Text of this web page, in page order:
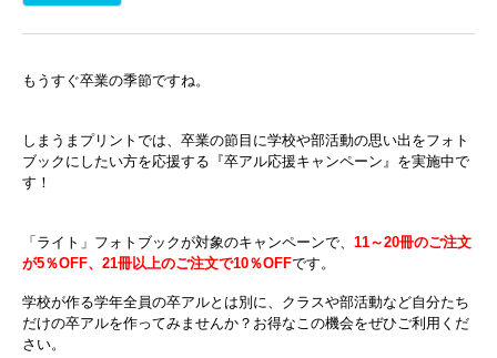
もうすぐ卒業の季節ですね。
しまうまプリントでは、卒業の節目に学校や部活動の思い出をフォト
ブックにしたい方を応援する『卒アル応援キャンペーン』を実施中で
す！
「ライト」フォトブックが対象のキャンペーンで、 11～20冊のご注文
が5％OFF、21冊以上のご注文で10％OFFです。
学校が作る学年全員の卒アルとは別に、クラスや部活動など自分たち
だけの卒アルを作ってみませんか？お得なこの機会をぜひご利用くだ
さい。